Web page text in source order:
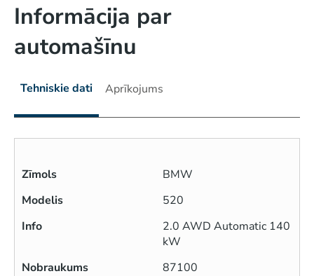
Informācija par
automašīnu
Tehniskie dati Aprīkojums
Zīmols
BMW
Modelis
520
Info
2.0 AWD Automatic 140
kW
Nobraukums
87100